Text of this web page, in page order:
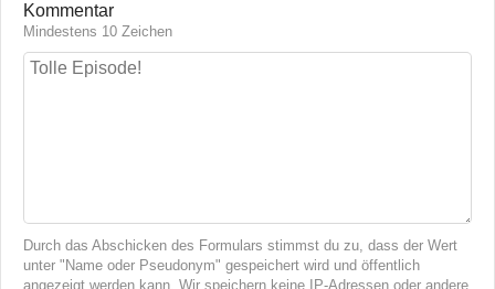
Kommentar
Mindestens 10 Zeichen
Durch das Abschicken des Formulars stimmst du zu, dass der Wert
unter "Name oder Pseudonym" gespeichert wird und öffentlich
angezeigt werden kann. Wir speichern keine IP-Adressen oder andere